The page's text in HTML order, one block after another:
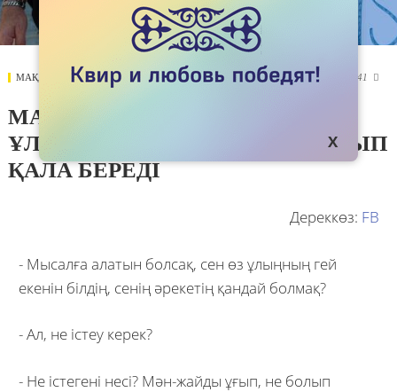
МАҚАЛАЛАР 25 MAY 2017 3341 
МАРИНА ЧЕЙШВИЛИ: МЕНІҢ
ҰЛЫМ МЕН ҮШІН ҰЛЫМ БОЛЫП
ҚАЛА БЕРЕДI
Дереккөз: FB
- Мысалға алатын болсақ, сен өз ұлыңның гей
екенін білдің, сенің әрекетің қандай болмақ?
- Ал, не істеу керек?
- Не істегені несі? Мән-жайды ұғып, не болып